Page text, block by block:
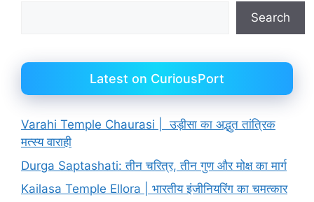
Search
Latest on CuriousPort
Varahi Temple Chaurasi | उड़ीसा का अद्भुत तांत्रिक
मत्स्य वाराही
Durga Saptashati: तीन चरित्र, तीन गुण और मोक्ष का मार्ग
Kailasa Temple Ellora | भारतीय इंजीनियरिंग का चमत्कार